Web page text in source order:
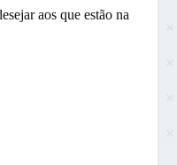
aos que estão na